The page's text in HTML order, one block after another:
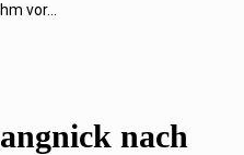
vor...
nach